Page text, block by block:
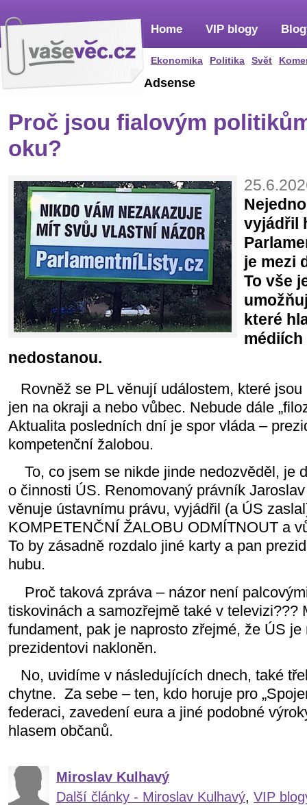
Home
Ekonomika Politika Svět
VIP blogy
Adsense
Proč jsou fialovým
oku?
vyjádřil
je mezi
To vše
které
nedostanou.
Rovněž se PL věnují událostem, které
jen na okraji a nebo vůbec. Nebude dále
Aktualita posledních dní je spor vláda –
kompetenční žalobou.
To, co jsem se nikde jinde nedozvěděl, je
o činnosti ÚS. Renomovaný právník
věnuje ústavnímu právu, vyjádřil (a ÚS
KOMPETENČNÍ ŽALOBU ODMÍTNOUT a
To by zásadně rozdalo jiné karty a pan
hubu.
Proč taková zpráva – názor není
tiskovinách a samozřejmě také v televizi???
fundament, pak je naprosto zřejmé, že ÚS je
prezidentovi nakloněn.
No, uvidíme v následujících dnech, také
chytne. Za sebe – ten, kdo horuje pro
federaci, zavedení eura a jiné podobné
hlasem občanů.
Miroslav Kulhavý
Další články - Miroslav Kulhavý, VIP